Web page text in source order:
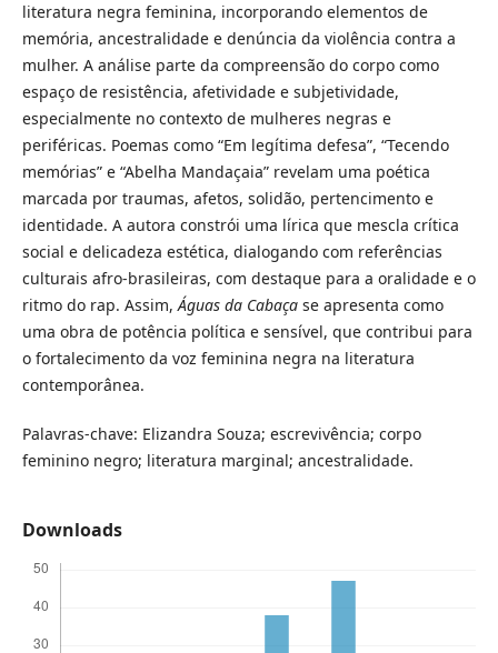
literatura negra feminina, incorporando elementos de
memória, ancestralidade e denúncia da violência contra a
mulher. A análise parte da compreensão do corpo como
espaço de resistência, afetividade e subjetividade,
especialmente no contexto de mulheres negras e
periféricas. Poemas como “Em legítima defesa”, “Tecendo
memórias” e “Abelha Mandaçaia” revelam uma poética
marcada por traumas, afetos, solidão, pertencimento e
identidade. A autora constrói uma lírica que mescla crítica
social e delicadeza estética, dialogando com referências
culturais afro-brasileiras, com destaque para a oralidade e o
ritmo do rap. Assim,Águas da Cabaçase apresenta como
uma obra de potência política e sensível, que contribui para
o fortalecimento da voz feminina negra na literatura
contemporânea.
Palavras-chave: Elizandra Souza; escrevivência; corpo
feminino negro; literatura marginal; ancestralidade.
Downloads